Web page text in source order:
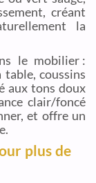
créant
la
le mobilier :
coussins
aux tons doux
clair/foncé
et offre un
plus de